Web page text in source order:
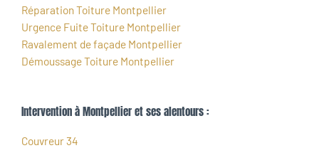
Réparation Toiture Montpellier
Urgence Fuite Toiture Montpellier
Ravalement de façade Montpellier
Démoussage Toiture Montpellier
Intervention à Montpellier et ses alentours :
Couvreur 34